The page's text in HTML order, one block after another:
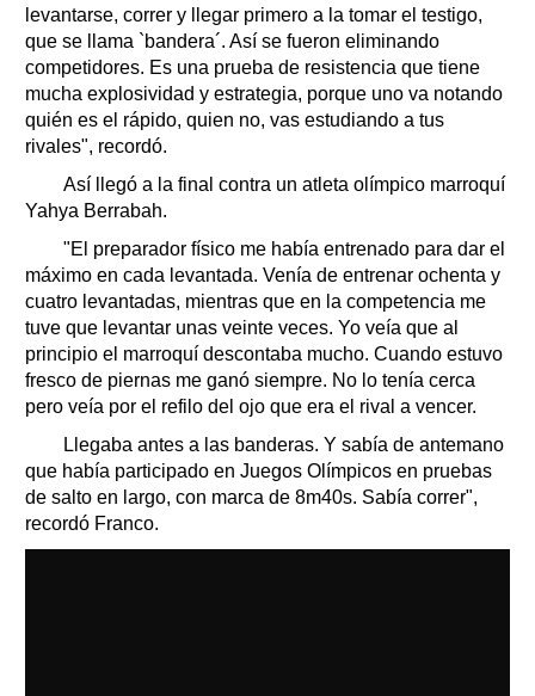
levantarse, correr y llegar primero a la tomar el testigo,
que se llama `bandera´. Así se fueron eliminando
competidores. Es una prueba de resistencia que tiene
mucha explosividad y estrategia, porque uno va notando
quién es el rápido, quien no, vas estudiando a tus
rivales", recordó.
Así llegó a la final contra un atleta olímpico marroquí
Yahya Berrabah.
"El preparador físico me había entrenado para dar el
máximo en cada levantada. Venía de entrenar ochenta y
cuatro levantadas, mientras que en la competencia me
tuve que levantar unas veinte veces. Yo veía que al
principio el marroquí descontaba mucho. Cuando estuvo
fresco de piernas me ganó siempre. No lo tenía cerca
pero veía por el refilo del ojo que era el rival a vencer.
Llegaba antes a las banderas. Y sabía de antemano
que había participado en Juegos Olímpicos en pruebas
de salto en largo, con marca de 8m40s. Sabía correr",
recordó Franco.